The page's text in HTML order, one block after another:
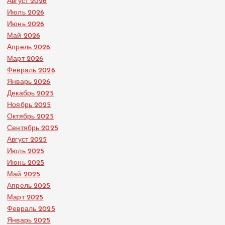
Июль 2026
Июнь 2026
Май 2026
Апрель 2026
Март 2026
Февраль 2026
Январь 2026
Декабрь 2025
Ноябрь 2025
Октябрь 2025
Сентябрь 2025
Август 2025
Июль 2025
Июнь 2025
Май 2025
Апрель 2025
Март 2025
Февраль 2025
Январь 2025